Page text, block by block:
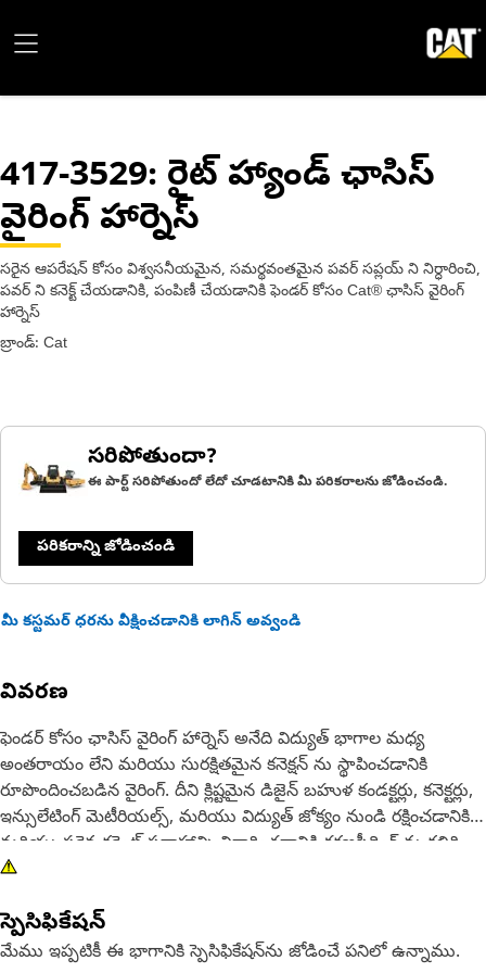
417-3529: రైట్ హ్యాండ్ ఛాసిస్
వైరింగ్ హార్నెస్
సరైన ఆపరేషన్ కోసం విశ్వసనీయమైన, సమర్థవంతమైన పవర్ సప్లయ్ ని నిర్ధారించి,
పవర్ ని కనెక్ట్ చేయడానికి, పంపిణీ చేయడానికి ఫెండర్ కోసం Cat® ఛాసిస్ వైరింగ్
హార్నెస్
బ్రాండ్: Cat
సరిపోతుందా?
ఈ పార్ట్ సరిపోతుందో లేదో చూడటానికి మీ పరికరాలను జోడించండి.
పరికరాన్ని జోడించండి
మీ కస్టమర్ ధరను వీక్షించడానికి లాగిన్ అవ్వండి
వివరణ
ఫెండర్ కోసం ఛాసిస్ వైరింగ్ హార్నెస్ అనేది విద్యుత్ భాగాల మధ్య
అంతరాయం లేని మరియు సురక్షితమైన కనెక్షన్ ను స్థాపించడానికి
రూపొందించబడిన వైరింగ్. దీని క్లిష్టమైన డిజైన్ బహుళ కండక్టర్లు, కనెక్టర్లు,
ఇన్సులేటింగ్ మెటీరియల్స్, మరియు విద్యుత్ జోక్యం నుండి రక్షించడానికి
మరియు సరైన కరెంట్ ప్రవాహాన్ని నిర్ధారించడానికి రక్షణషీథింగ్ ను కలిగి
ఉంటుంది.
లక్షణాలు:
అధిక నాణ్యత, మన్నికైన పదార్థాలతో తయారు చేయబడింది
స్పెసిఫికేషన్
మేము ఇప్పటికీ ఈ భాగానికి స్పెసిఫికేషన్‌ను జోడించే పనిలో ఉన్నాము.